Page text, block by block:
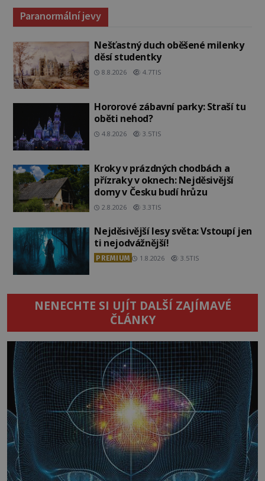
Paranormální jevy
Nešťastný duch oběšené milenky
děsí studentky
8.8.2026 4.7TIS
Hororové zábavní parky: Straší tu
oběti nehod?
4.8.2026 3.5TIS
Kroky v prázdných chodbách a
přízraky v oknech: Nejděsivější
domy v Česku budí hrůzu
2.8.2026 3.3TIS
Nejděsivější lesy světa: Vstoupí jen
ti nejodvážnější!
PREMIUM 1.8.2026 3.5TIS
NENECHTE SI UJÍT DALŠÍ ZAJÍMAVÉ
ČLÁNKY